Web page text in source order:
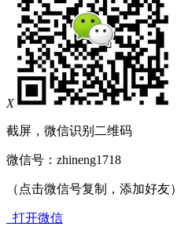
X
截屏，微信识别二维码
微信号： zhineng1718
（点击微信号复制，添加好友）
打开微信